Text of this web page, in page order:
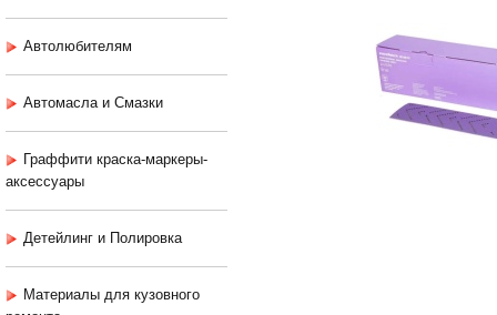
Автолюбителям
Автомасла и Смазки
Граффити краска-маркеры-
аксессуары
Детейлинг и Полировка
Материалы для кузовного